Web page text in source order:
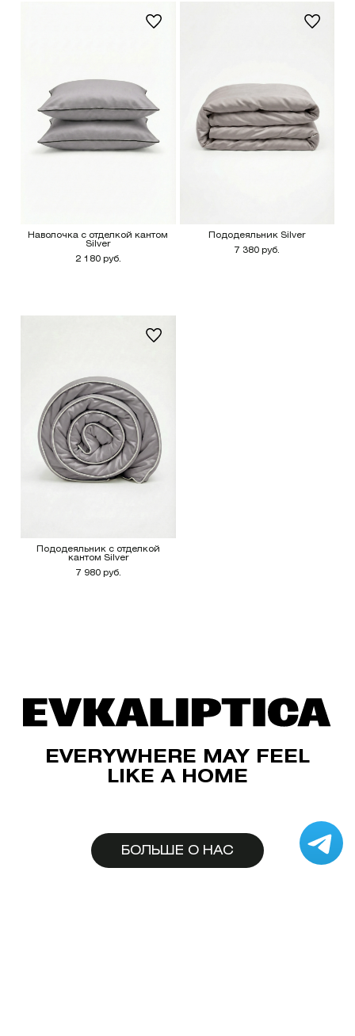
Наволочка с отделкой кантом
Silver
2 180 руб.
Пододеяльник Silver
7 380 руб.
Пододеяльник с отделкой
кантом Silver
7 980 руб.
EVERYWHERE MAY FEEL
LIKE A HOME
БОЛЬШЕ О НАС